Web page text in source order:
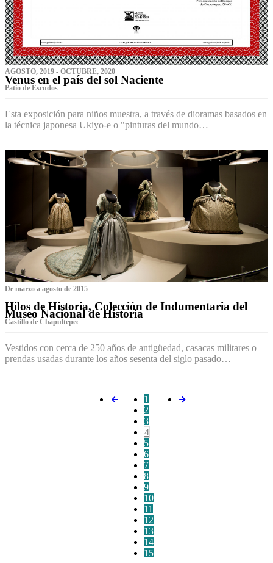
AGOSTO, 2019 - OCTUBRE, 2020
Venus en el país del sol Naciente
P‌atio de Escudos
Esta exposición para niños muestra, a través de dioramas basados en
la técnica japonesa Ukiyo-e o "pinturas del mundo…
De marzo a agosto de 2015
Hilos de Historia, Colección de Indumentaria del
Museo Nacional de Historia
Castillo de Chapultepec
Vestidos con cerca de 250 años de antigüedad, casacas militares o
prendas usadas durante los años sesenta del siglo pasado…
1
2
3
4
5
6
7
8
9
10
11
12
13
14
15